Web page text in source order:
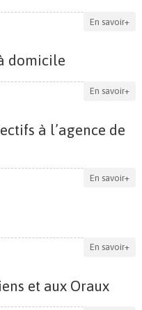
En savoir+
domicile
En savoir+
à l’agence de
En savoir+
En savoir+
et aux Oraux